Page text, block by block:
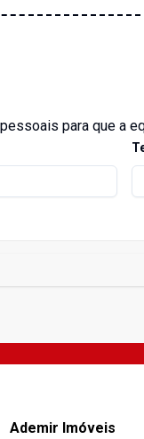
para que a
Ademir Imóveis